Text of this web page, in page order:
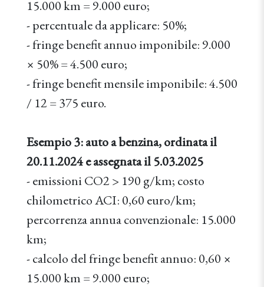
15.000 km = 9.000 euro;
- percentuale da applicare: 50%;
- fringe benefit annuo imponibile: 9.000
× 50% = 4.500 euro;
- fringe benefit mensile imponibile: 4.500
/ 12 = 375 euro.
Esempio 3: auto a benzina, ordinata il
20.11.2024 e assegnata il 5.03.2025
- emissioni CO2 > 190 g/km; costo
chilometrico ACI: 0,60 euro/km;
percorrenza annua convenzionale: 15.000
km;
- calcolo del fringe benefit annuo: 0,60 ×
15.000 km = 9.000 euro;